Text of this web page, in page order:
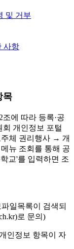
및 거부
사항
목
에 따라 등록·공
개인정보 포털
체 권리행사 → 개
뉴 조회를 통해 공
교'를 입력하면 조
일목록이 검색되
로 문의)
인정보 항목이 자